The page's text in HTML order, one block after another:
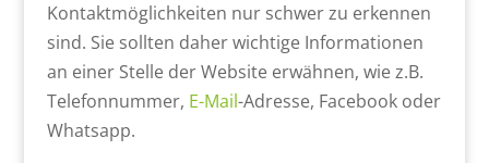
Kontaktmöglichkeiten nur schwer zu erkennen
sind. Sie sollten daher wichtige Informationen
an einer Stelle der Website erwähnen, wie z.B.
Telefonnummer, E-Mail-Adresse, Facebook oder
Whatsapp.